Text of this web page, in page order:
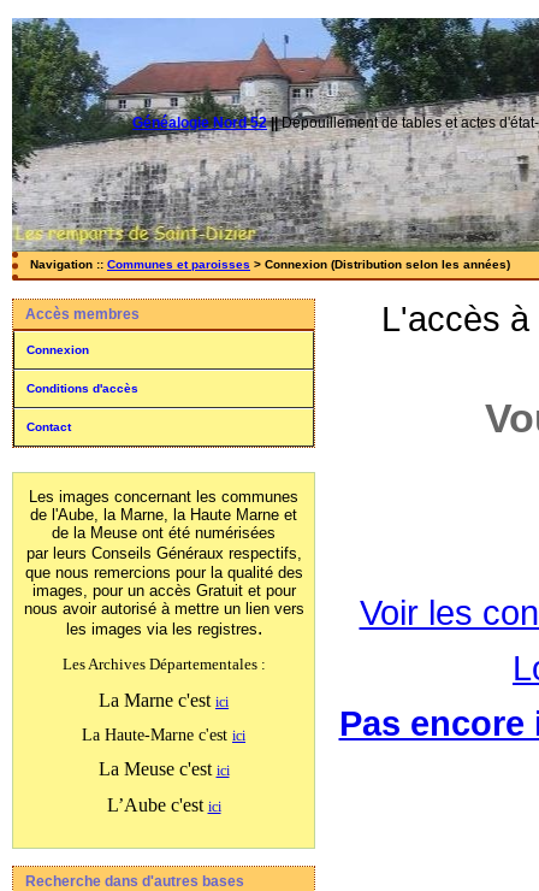
Généalogie Nord 52||Dépouillement de tables et actes
Navigation :: Communes et paroisses > Connexion (Distribution selon les années)
Accès membres
Connexion
Conditions d'accès
Contact
Les images concernant les communes
de l'Aube, la Marne, la Haute Marne et
de la Meuse ont été numérisées
par leurs Conseils Généraux respectifs,
que nous remercions pour la qualité des
images, pour un accès Gratuit et pour
nous avoir autorisé à mettre un lien vers
les images via les registres.
Les Archives Départementales :
La Marne c'est ici
La Haute-Marne c'est ici
La Meuse c'est ici
L’Aube c'est ici
Recherche dans d'autres bases
L'accès
Voir les
Pas